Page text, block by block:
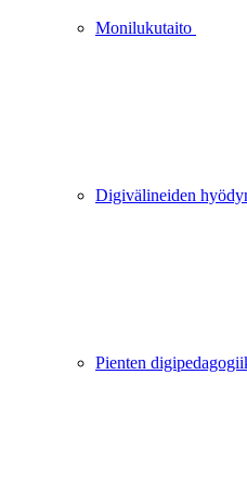
Monilukutaito
Digivälineiden
Pienten